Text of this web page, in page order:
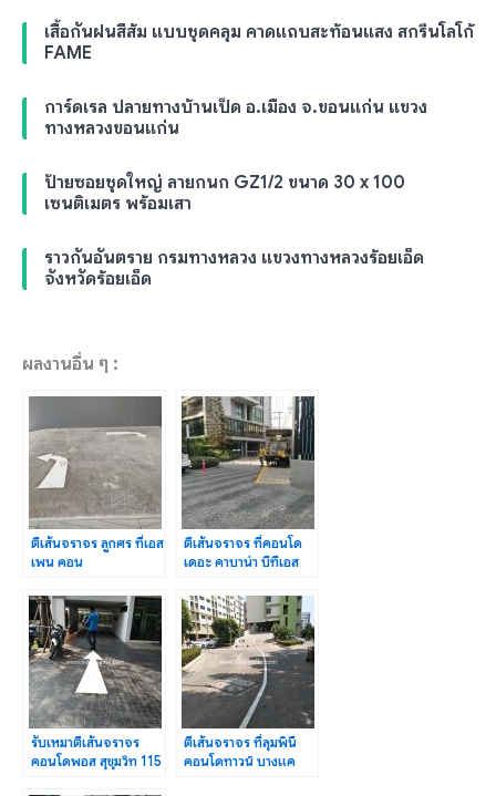
เสื้อกันฝนสีส้ม แบบชุดคลุม คาดแถบสะท้อนแสง สกรีนโลโก้
FAME
การ์ดเรล ปลายทางบ้านเป็ด อ.เมือง จ.ขอนแก่น แขวง
ทางหลวงขอนแก่น
ป้ายซอยชุดใหญ่ ลายกนก GZ1/2 ขนาด 30 x 100
เซนติเมตร พร้อมเสา
ราวกันอันตราย กรมทางหลวง แขวงทางหลวงร้อยเอ็ด
จังหวัดร้อยเอ็ด
ผลงานอื่น ๆ :
ตีเส้นจราจร ลูกศร ที่เอส
เพน คอน
Condo Lasalle)
ตีเส้นจราจร ที่คอนโด
เดอะ คาบาน่า บีทีเอส
ม.
รับเหมาตีเส้นจราจร
คอนโดพอส สุขุมวิท 115
ตีเส้นจราจร ที่ลุมพินี
คอนโดทาวน์ บางแค